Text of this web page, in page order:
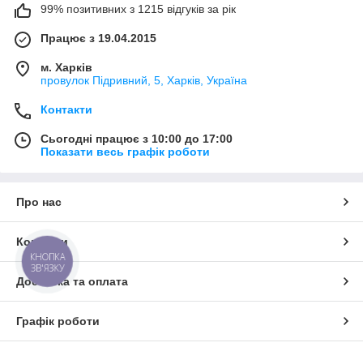
99% позитивних з 1215 відгуків за рік
Працює з 19.04.2015
м. Харків
провулок Підривний, 5, Харків, Україна
Контакти
Сьогодні працює з 10:00 до 17:00
Показати весь графік роботи
Про нас
Контакти
Доставка та оплата
Графік роботи
КНОПКА
ЗВ'ЯЗКУ